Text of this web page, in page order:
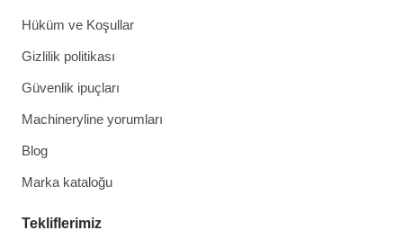
Hüküm ve Koşullar
Gizlilik politikası
Güvenlik ipuçları
Machineryline yorumları
Blog
Marka kataloğu
Tekliflerimiz